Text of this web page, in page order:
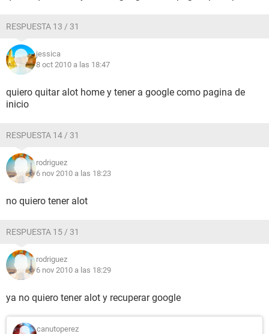
RESPUESTA 13 / 31
jessica
8 oct 2010 a las 18:47
quiero quitar alot home y tener a google como pagina de
inicio
RESPUESTA 14 / 31
rodriguez
6 nov 2010 a las 18:23
no quiero tener alot
RESPUESTA 15 / 31
rodriguez
6 nov 2010 a las 18:29
ya no quiero tener alot y recuperar google
canutoperez